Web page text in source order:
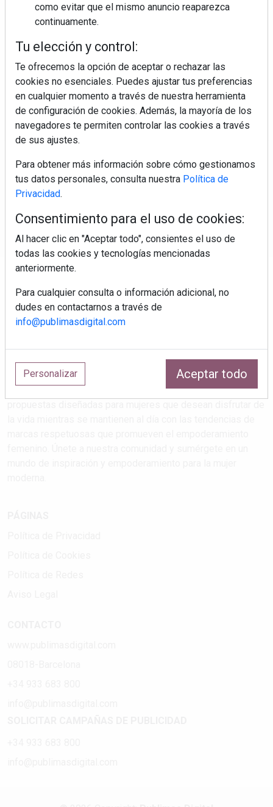
Colágeno, vitamina C y otros activos ¿son más
efectivos en la piel o en suplementos orales?
Regístrate y accede a contenidos
exclusivos
Estilos de vida que atrapan
Explora las últimas tendencias en salud, maternidad, viajes,
cultura y feminismo en nuestra revista. Descubre
como evitar que el mismo anuncio reaparezca
continuamente.
Tu elección y control:
Te ofrecemos la opción de aceptar o rechazar las
cookies no esenciales. Puedes ajustar tus preferencias
en cualquier momento a través de nuestra herramienta
de configuración de cookies. Además, la mayoría de los
navegadores te permiten controlar las cookies a través
de sus ajustes.
Para obtener más información sobre cómo gestionamos
tus datos personales, consulta nuestra Política de
Privacidad.
Consentimiento para el uso de cookies:
Al hacer clic en "Aceptar todo", consientes el uso de
todas las cookies y tecnologías mencionadas
anteriormente.
Para cualquier consulta o información adicional, no
dudes en contactarnos a través de
info@publimasdigital.com
Personalizar Aceptar todo